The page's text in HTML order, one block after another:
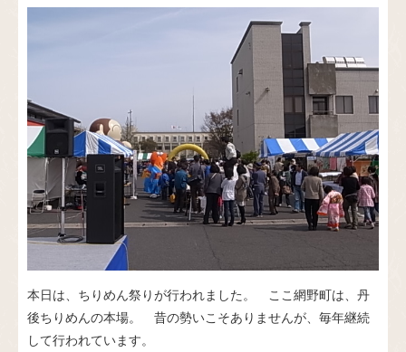
本日は、ちりめん祭りが行われました。 ここ網野町は、丹
後ちりめんの本場。 昔の勢いこそありませんが、毎年継続
して行われています。